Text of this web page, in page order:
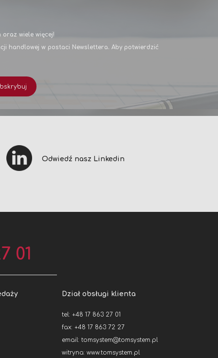
wiele więcej!
handlowej w postaci Newslettera. Aby potwierdzić
Odwiedź nasz Linkedin
01
Dział obsługi klienta
tel: +48 17 863 27 01
fax: +48 17 863 72 27
email: tomsystem@tomsystem.pl
witryna: www.tomsystem.pl